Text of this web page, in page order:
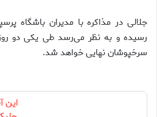
جلالی در مذاکره با مدیران باشگاه
رسیده و به نظر می‌رسد طی یکی دو روز
سرخپوشان نهایی خواهد شد.